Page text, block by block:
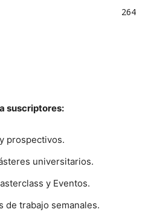
264
suscriptores:
prospectivos.
universitarios.
y Eventos.
de trabajo semanales.